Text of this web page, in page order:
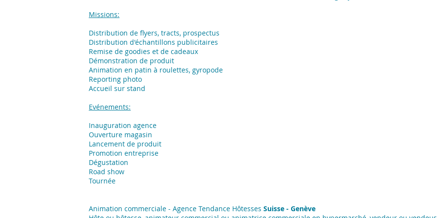
Missions:
​Distribution de flyers, tracts, prospectus
Distribution d'échantillons publicitaires
Remise de goodies et de cadeaux
Démonstration de produit
Animation en patin à roulettes, gyropode
Reporting photo
Accueil sur stand
Evénements:
Inauguration agence
Ouverture magasin
Lancement de produit
Promotion entreprise
Dégustation
Road show
Tournée
Animation commerciale - Agence Tendance Hôtesses Suisse - Genève